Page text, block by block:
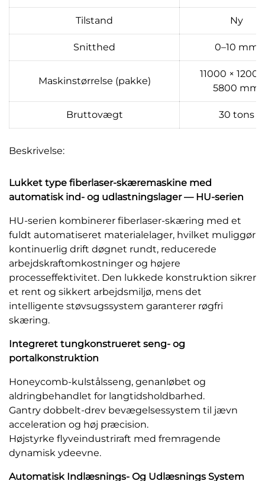
Tilstand Ny
Snitthed 0–10 mm
Maskinstørrelse (pakke)
11000 ×
5800 mm
Bruttovægt 30 tons
Beskrivelse:
Lukket type fiberlaser-skæremaskine med
automatisk ind- og udlastningslager — HU-serien
HU-serien kombinerer fiberlaser-skæring med et
fuldt automatiseret materialelager, hvilket muliggør
kontinuerlig drift døgnet rundt, reducerede
arbejdskraftomkostninger og højere
processeffektivitet. Den lukkede konstruktion sikrer
et rent og sikkert arbejdsmiljø, mens det
intelligente støvsugssystem garanterer røgfri
skæring.
Integreret tungkonstrueret seng- og
portalkonstruktion
Honeycomb-kulstålsseng, genanløbet og
aldringbehandlet for langtidsholdbarhed.
Gantry dobbelt-drev bevægelsessystem til jævn
acceleration og høj præcision.
Højstyrke flyveindustriraft med fremragende
dynamisk ydeevne.
Automatisk Indlæsnings- Og Udlæsnings System